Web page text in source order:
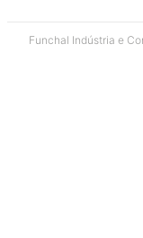
Funchal Indústria e